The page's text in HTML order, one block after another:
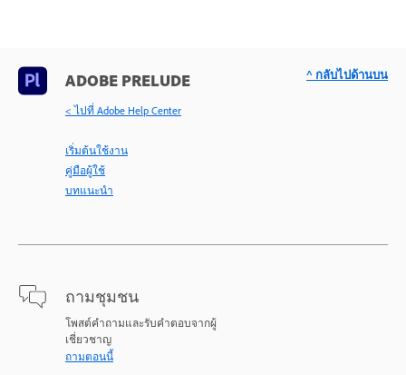
ADOBE PRELUDE
< ไปที่ Adobe Help Center
เริ่มต้นใช้งาน
คู่มือผู้ใช้
บทแนะนำ
ถามชุมชน
โพสต์คำถามและรับคำตอบจากผู้
เชี่ยวชาญ
ถามตอนนี้
^ กลับไปด้านบน